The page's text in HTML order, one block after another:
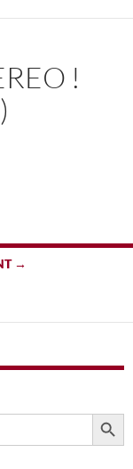
!
→
SEARCH